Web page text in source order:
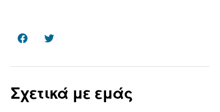
FacebookTwitter
Σχετικά με εμάς